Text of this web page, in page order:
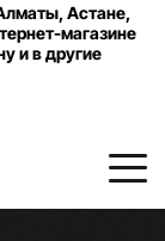
Астане,
магазине
и в другие